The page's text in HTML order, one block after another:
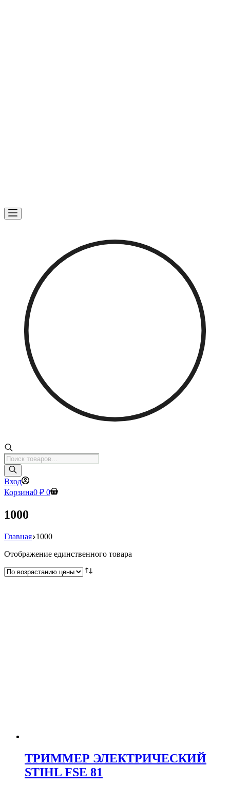
Поиск
товаров
Вход
Корзина0 ₽ 0
1000
Главная 1000
Отображение единственного товара
ТРИММЕР ЭЛЕКТРИЧЕСКИЙ
STIHL FSE 81